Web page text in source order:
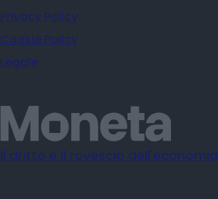
Privacy Policy
Cookie Policy
Legale
Il dritto e il rovescio dell'economia